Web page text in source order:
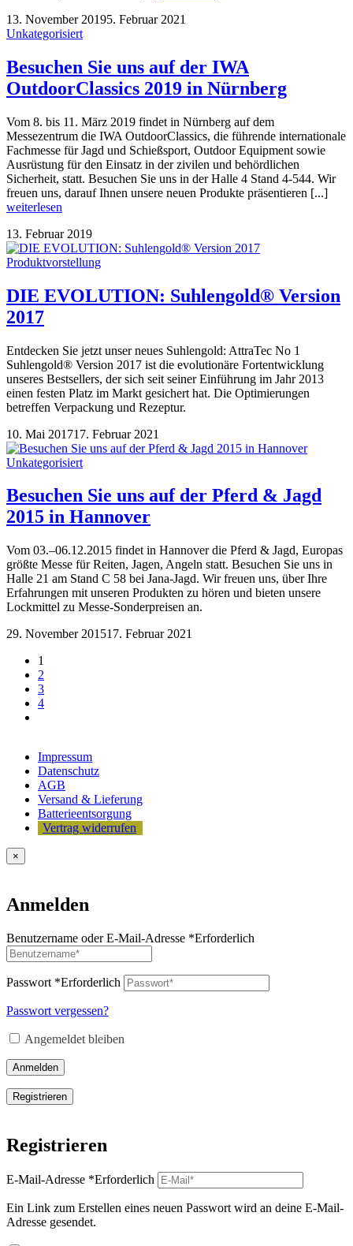
13. November 20195. Februar 2021
Unkategorisiert
Besuchen Sie uns auf der IWA
OutdoorClassics 2019 in Nürnberg
Vom 8. bis 11. März 2019 findet in Nürnberg auf dem
Messezentrum die IWA OutdoorClassics, die führende internationale
Fachmesse für Jagd und Schießsport, Outdoor Equipment sowie
Ausrüstung für den Einsatz in der zivilen und behördlichen
Sicherheit, statt. Besuchen Sie uns in der Halle 4 Stand 4-544. Wir
freuen uns, darauf Ihnen unsere neuen Produkte präsentieren [...]
weiterlesen
13. Februar 2019
Produktvorstellung
DIE EVOLUTION: Suhlengold® Version
2017
Entdecken Sie jetzt unser neues Suhlengold: AttraTec No 1
Suhlengold® Version 2017 ist die evolutionäre Fortentwicklung
unseres Bestsellers, der sich seit seiner Einführung im Jahr 2013
einen festen Platz im Markt gesichert hat. Die Optimierungen
betreffen Verpackung und Rezeptur.
10. Mai 201717. Februar 2021
Unkategorisiert
Besuchen Sie uns auf der Pferd & Jagd
2015 in Hannover
Vom 03.–06.12.2015 findet in Hannover die Pferd & Jagd, Europas
größte Messe für Reiten, Jagen, Angeln statt. Besuchen Sie uns in
Halle 21 am Stand C 58 bei Jana-Jagd. Wir freuen uns, über Ihre
Erfahrungen mit unseren Produkten zu hören und bieten unsere
Lockmittel zu Messe-Sonderpreisen an.
29. November 201517. Februar 2021
1
2
3
4
Impressum
Datenschutz
AGB
Versand & Lieferung
Batterieentsorgung
Vertrag widerrufen
×
Anmelden
Benutzername oder E-Mail-Adresse *Erforderlich
Passwort *Erforderlich
Passwort vergessen?
Angemeldet bleiben
Anmelden
Registrieren
Registrieren
E-Mail-Adresse *Erforderlich
Ein Link zum Erstellen eines neuen Passwort wird an deine E-Mail-
Adresse gesendet.